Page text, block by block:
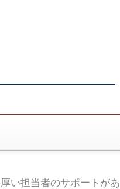
い担当者のサポートがあ